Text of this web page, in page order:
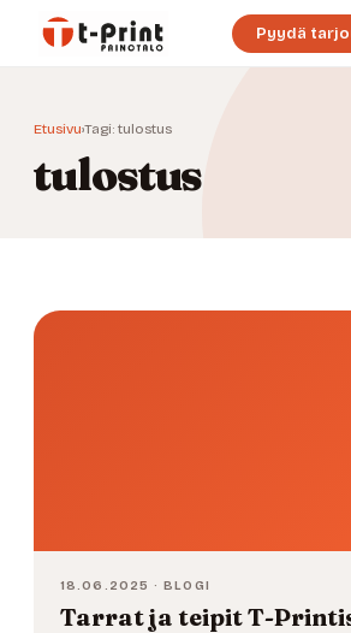
Pyydä
Etusivu›Tagi: tulostus
tulostus
18.06.2025 · BLOGI
Tarrat ja teipit T-